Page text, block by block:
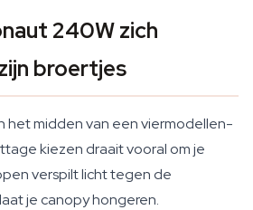
240W zich
broertjes
het midden van een viermodellen-
kiezen draait vooral om je
verspilt licht tegen de
je canopy hongeren.